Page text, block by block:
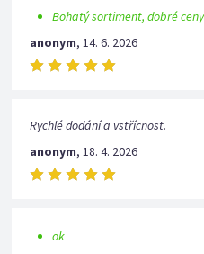
Bohatý sortiment, dobré ceny
anonym,14. 6. 2026
Rychlé dodání a vstřícnost.
anonym,18. 4. 2026
ok